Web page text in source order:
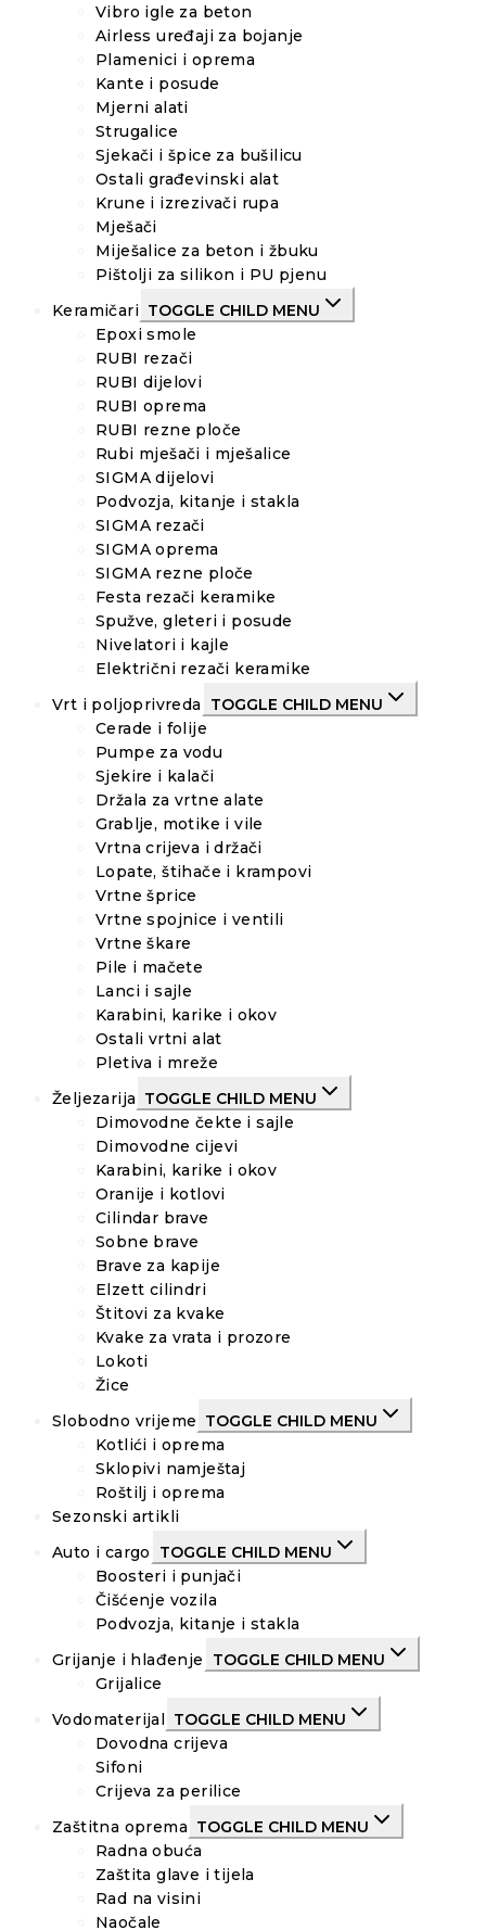
Vibro igle za beton
Airless uređaji za bojanje
Plamenici i oprema
Kante i posude
Mjerni alati
Strugalice
Sjekači i špice za bušilicu
Ostali građevinski alat
Krune i izrezivači rupa
Mješači
Miješalice za beton i žbuku
Pištolji za silikon i PU pjenu
Keramičari TOGGLE CHILD MENU
Epoxi smole
RUBI rezači
RUBI dijelovi
RUBI oprema
RUBI rezne ploče
Rubi mješači i mješalice
SIGMA dijelovi
Podvozja, kitanje i stakla
SIGMA rezači
SIGMA oprema
SIGMA rezne ploče
Festa rezači keramike
Spužve, gleteri i posude
Nivelatori i kajle
Električni rezači keramike
Vrt i poljoprivreda
TOGGLE CHILD MENU
Cerade i folije
Pumpe za vodu
Sjekire i kalači
Držala za vrtne alate
Grablje, motike i vile
Vrtna crijeva i držači
Lopate, štihače i krampovi
Vrtne šprice
Vrtne spojnice i ventili
Vrtne škare
Pile i mačete
Lanci i sajle
Karabini, karike i okov
Ostali vrtni alat
Pletiva i mreže
Željezarija TOGGLE CHILD MENU
Dimovodne čekte i sajle
Dimovodne cijevi
Karabini, karike i okov
Oranije i kotlovi
Cilindar brave
Sobne brave
Brave za kapije
Elzett cilindri
Štitovi za kvake
Kvake za vrata i prozore
Lokoti
Žice
Slobodno vrijeme TOGGLE CHILD MENU
Kotlići i oprema
Sklopivi namještaj
Roštilj i oprema
Sezonski artikli
Auto i cargo
TOGGLE CHILD MENU
Boosteri i punjači
Čišćenje vozila
Podvozja, kitanje i stakla
Grijanje i hlađenje
TOGGLE CHILD MENU
Grijalice
Vodomaterijal
TOGGLE CHILD MENU
Dovodna crijeva
Sifoni
Crijeva za perilice
Zaštitna oprema TOGGLE CHILD MENU
Radna obuća
Zaštita glave i tijela
Rad na visini
Naočale